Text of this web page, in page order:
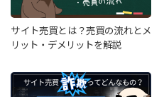
サイト売買とは？売買の流れとメ
リット・デメリットを解説